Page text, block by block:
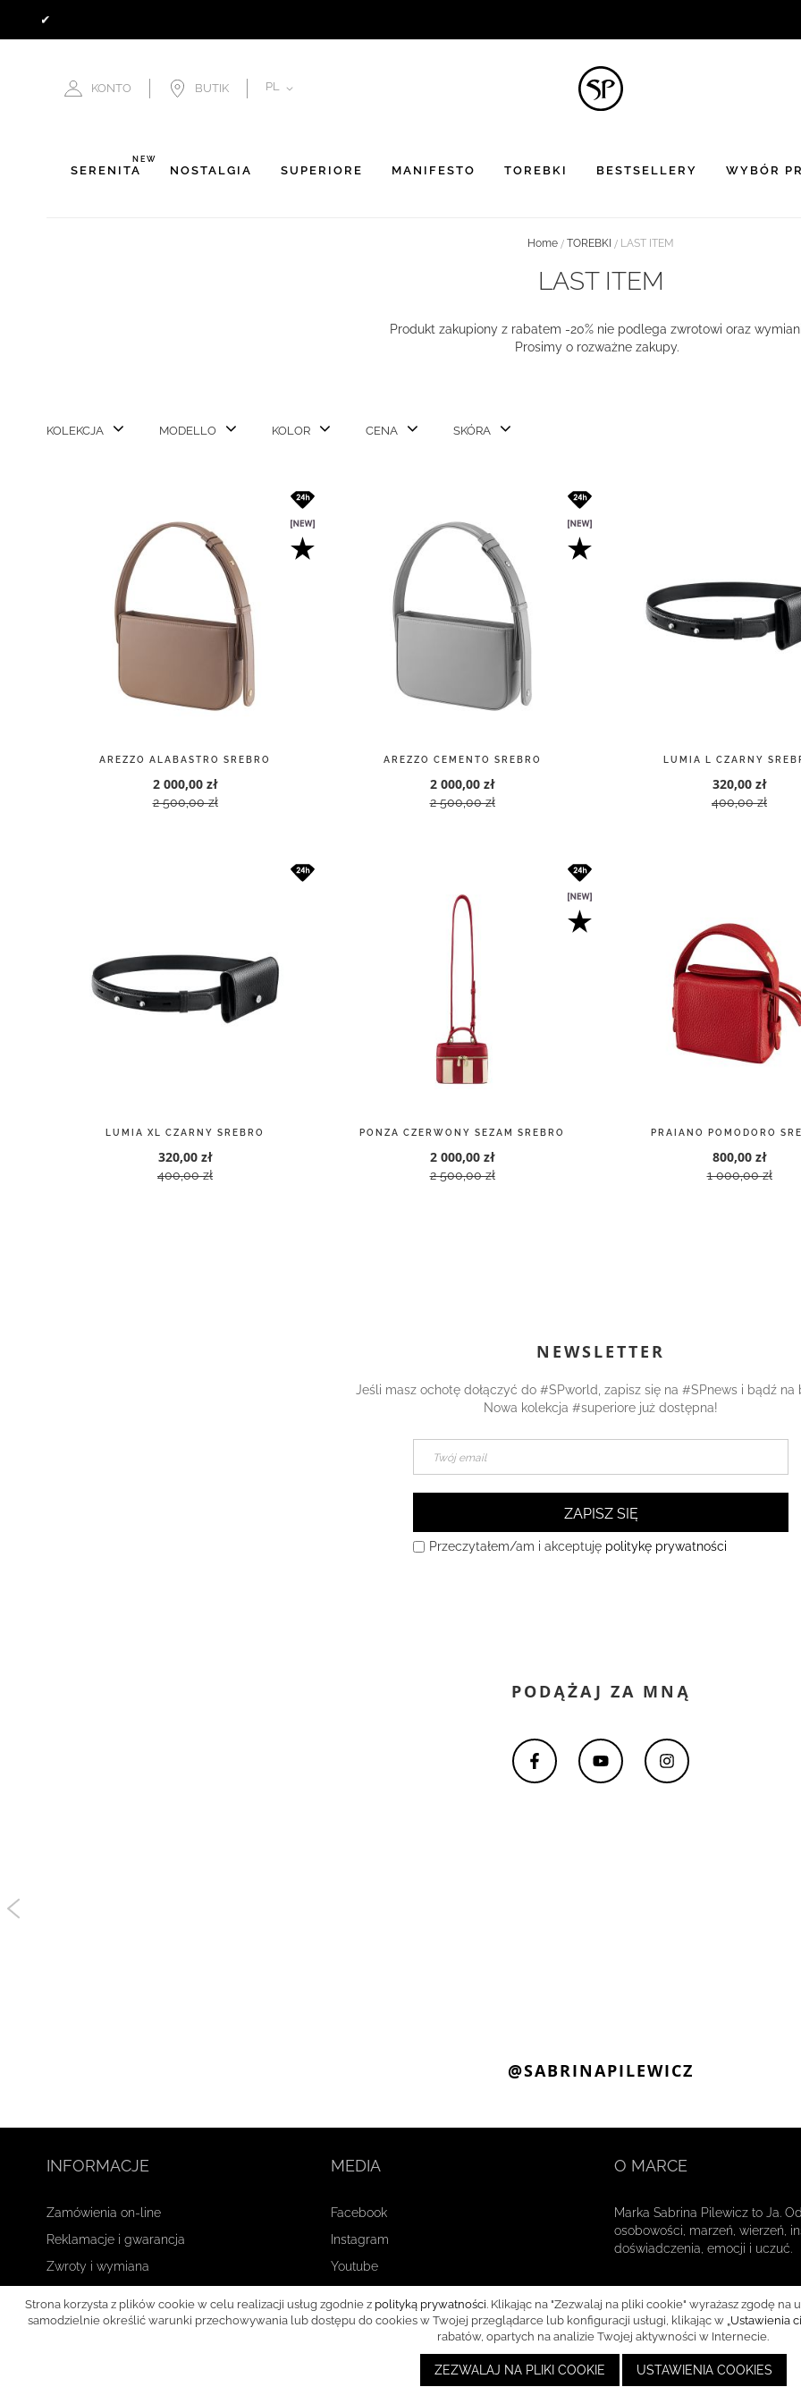
KONTO BUTIK JĘZYK
PL
SERENITÀ
NEW
NOSTALGIA SUPERIORE MANIFESTO TOREBKI BESTSELLERY WYBÓR
Home TOREBKI LAST ITEM
LAST ITEM
Produkt zakupiony z rabatem -20% nie podlega zwrotowi oraz
Prosimy o rozważne zakupy.
KOLEKCJA MODELLO KOLOR CENA SKÓRA
AREZZO ALABASTRO SREBRO
2 000,00 zł
2 500,00 zł
AREZZO CEMENTO SREBRO
2 000,00 zł
2 500,00 zł
LUMIA L CZARNY
320,00 zł
400,00 zł
LUMIA XL CZARNY SREBRO
320,00 zł
400,00 zł
PONZA CZERWONY SEZAM SREBRO
2 000,00 zł
2 500,00 zł
PRAIANO POMODORO
800,00 zł
1 000,00 zł
NEWSLETTER
Jeśli masz ochotę dołączyć do #SPworld, zapisz się na #SPnews i bądź na
Nowa kolekcja #superiore już dostępna!
ZAPISZ SIĘ
Przeczytałem/am i akceptuję politykę prywatności
PODĄŻAJ ZA MNĄ
@SABRINAPILEWICZ
INFORMACJE
Zamówienia on-line
Reklamacje i gwarancja
Zwroty i wymiana
Regulamin sklepu
MEDIA
Facebook
Instagram
Youtube
O MARCE
Marka Sabrina Pilewicz to Ja.
osobowości, marzeń, wierzeń,
doświadczenia, emocji i uczuć.
Strona korzysta z plików cookie w celu realizacji usług zgodnie z polityką prywatności. Klikając na "Zezwalaj na pliki cookie" wyrażasz zgodę
samodzielnie określić warunki przechowywania lub dostępu do cookies w Twojej przeglądarce lub konfiguracji usługi, klikając w „Ustawienia
rabatów, opartych na analizie Twojej aktywności w Internecie.
ZEZWALAJ NA PLIKI COOKIE USTAWIENIA COOKIES